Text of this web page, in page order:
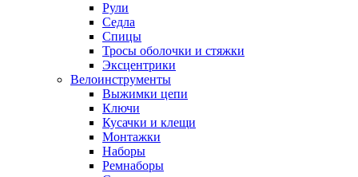
Рули
Седла
Спицы
Тросы оболочки и стяжки
Эксцентрики
Велоинструменты
Выжимки цепи
Ключи
Кусачки и клещи
Монтажки
Наборы
Ремнаборы